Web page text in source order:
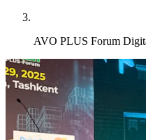
AVO PLUS Forum